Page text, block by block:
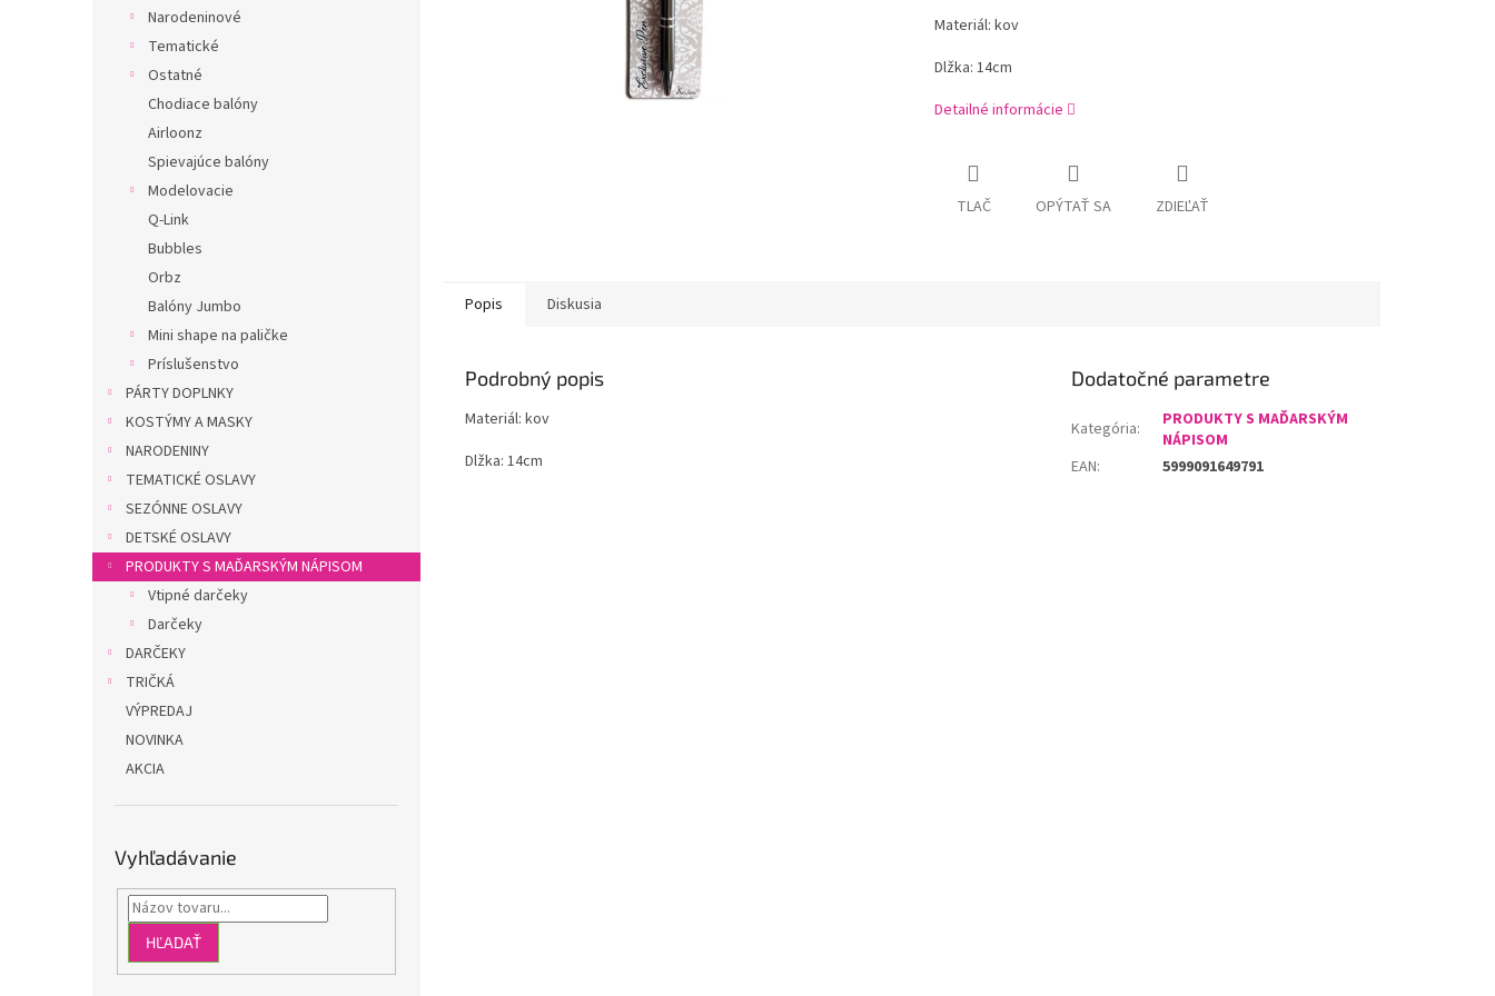
Narodeninové
Tematické
Ostatné
Chodiace balóny
Airloonz
Spievajúce balóny
Modelovacie
Q-Link
Bubbles
Orbz
Balóny Jumbo
Mini shape na paličke
Príslušenstvo
PÁRTY DOPLNKY
KOSTÝMY A MASKY
NARODENINY
TEMATICKÉ OSLAVY
SEZÓNNE OSLAVY
DETSKÉ OSLAVY
PRODUKTY S MAĎARSKÝM NÁPISOM
Vtipné darčeky
Darčeky
DARČEKY
TRIČKÁ
VÝPREDAJ
NOVINKA
AKCIA
Vyhľadávanie
HĽADAŤ
Materiál: kov
Dlžka: 14cm
Detailné informácie
TLAČ OPÝTAŤ SA ZDIEĽAŤ
Popis Diskusia
Podrobný popis
Materiál: kov
Dlžka: 14cm
Dodatočné parametre
Kategória:
PRODUKTY S MAĎARSKÝM
NÁPISOM
EAN: 5999091649791